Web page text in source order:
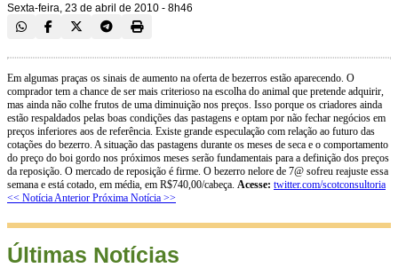
Sexta-feira, 23 de abril de 2010 - 8h46
Em algumas praças os sinais de aumento na oferta de bezerros estão aparecendo. O
comprador tem a chance de ser mais criterioso na escolha do animal que pretende adquirir,
mas ainda não colhe frutos de uma diminuição nos preços. Isso porque os criadores ainda
estão respaldados pelas boas condições das pastagens e optam por não fechar negócios em
preços inferiores aos de referência. Existe grande especulação com relação ao futuro das
cotações do bezerro. A situação das pastagens durante os meses de seca e o comportamento
do preço do boi gordo nos próximos meses serão fundamentais para a definição dos preços
da reposição. O mercado de reposição é firme. O bezerro nelore de 7@ sofreu reajuste essa
semana e está cotado, em média, em R$740,00/cabeça. Acesse: twitter.com/scotconsultoria
<< Notícia Anterior Próxima Notícia >>
Últimas Notícias